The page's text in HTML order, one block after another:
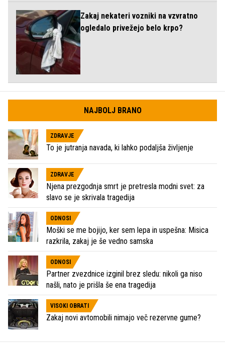
Zakaj nekateri vozniki na vzvratno
ogledalo privežejo belo krpo?
NAJBOLJ BRANO
ZDRAVJE
To je jutranja navada, ki lahko podaljša življenje
ZDRAVJE
Njena prezgodnja smrt je pretresla modni svet: za
slavo se je skrivala tragedija
ODNOSI
Moški se me bojijo, ker sem lepa in uspešna: Misica
razkrila, zakaj je še vedno samska
ODNOSI
Partner zvezdnice izginil brez sledu: nikoli ga niso
našli, nato je prišla še ena tragedija
VISOKI OBRATI
Zakaj novi avtomobili nimajo več rezervne gume?